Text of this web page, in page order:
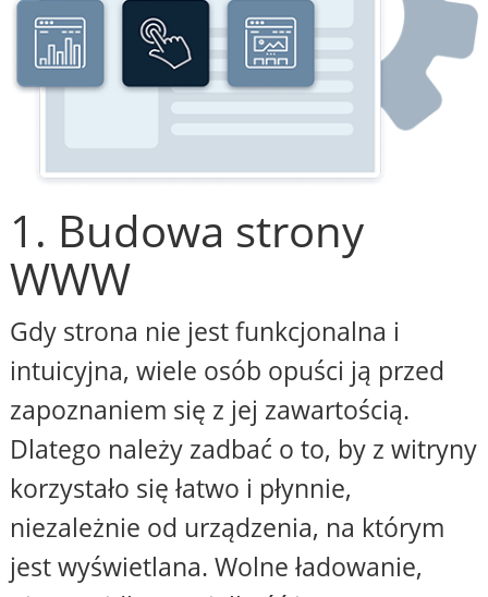
1. Budowa strony
WWW
Gdy strona nie jest funkcjonalna i
intuicyjna, wiele osób opuści ją przed
zapoznaniem się z jej zawartością.
Dlatego należy zadbać o to, by z witryny
korzystało się łatwo i płynnie,
niezależnie od urządzenia, na którym
jest wyświetlana. Wolne ładowanie,